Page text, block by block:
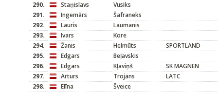
290.
Staņislavs
Vusiks
291.
Ingemārs
Šafraneks
292.
Lauris
Laumanis
293.
Ivars
Kore
294.
Žanis Helmūts
SPORTLAND
295.
Edgars
Beļavskis
296.
Edgars Kļaviņš
SK MAGNEN
297.
Arturs Trojans
LATC
298.
Elīna
Šveice